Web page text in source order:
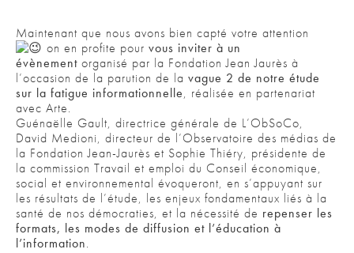
Maintenant que nous avons bien capté votre attention
on en profite pour vous inviter à un
évènement organisé par la Fondation Jean Jaurès à
l’occasion de la parution de la vague 2 de notre étude
sur la fatigue informationnelle, réalisée en partenariat
avec Arte.
Guénaëlle Gault, directrice générale de L’ObSoCo,
David Medioni, directeur de l’Observatoire des médias de
la Fondation Jean-Jaurès et Sophie Thiéry, présidente de
la commission Travail et emploi du Conseil économique,
social et environnemental évoqueront, en s’appuyant sur
les résultats de l’étude, les enjeux fondamentaux liés à la
santé de nos démocraties, et la nécessité de repenser les
formats, les modes de diffusion et l’éducation à
l’information.